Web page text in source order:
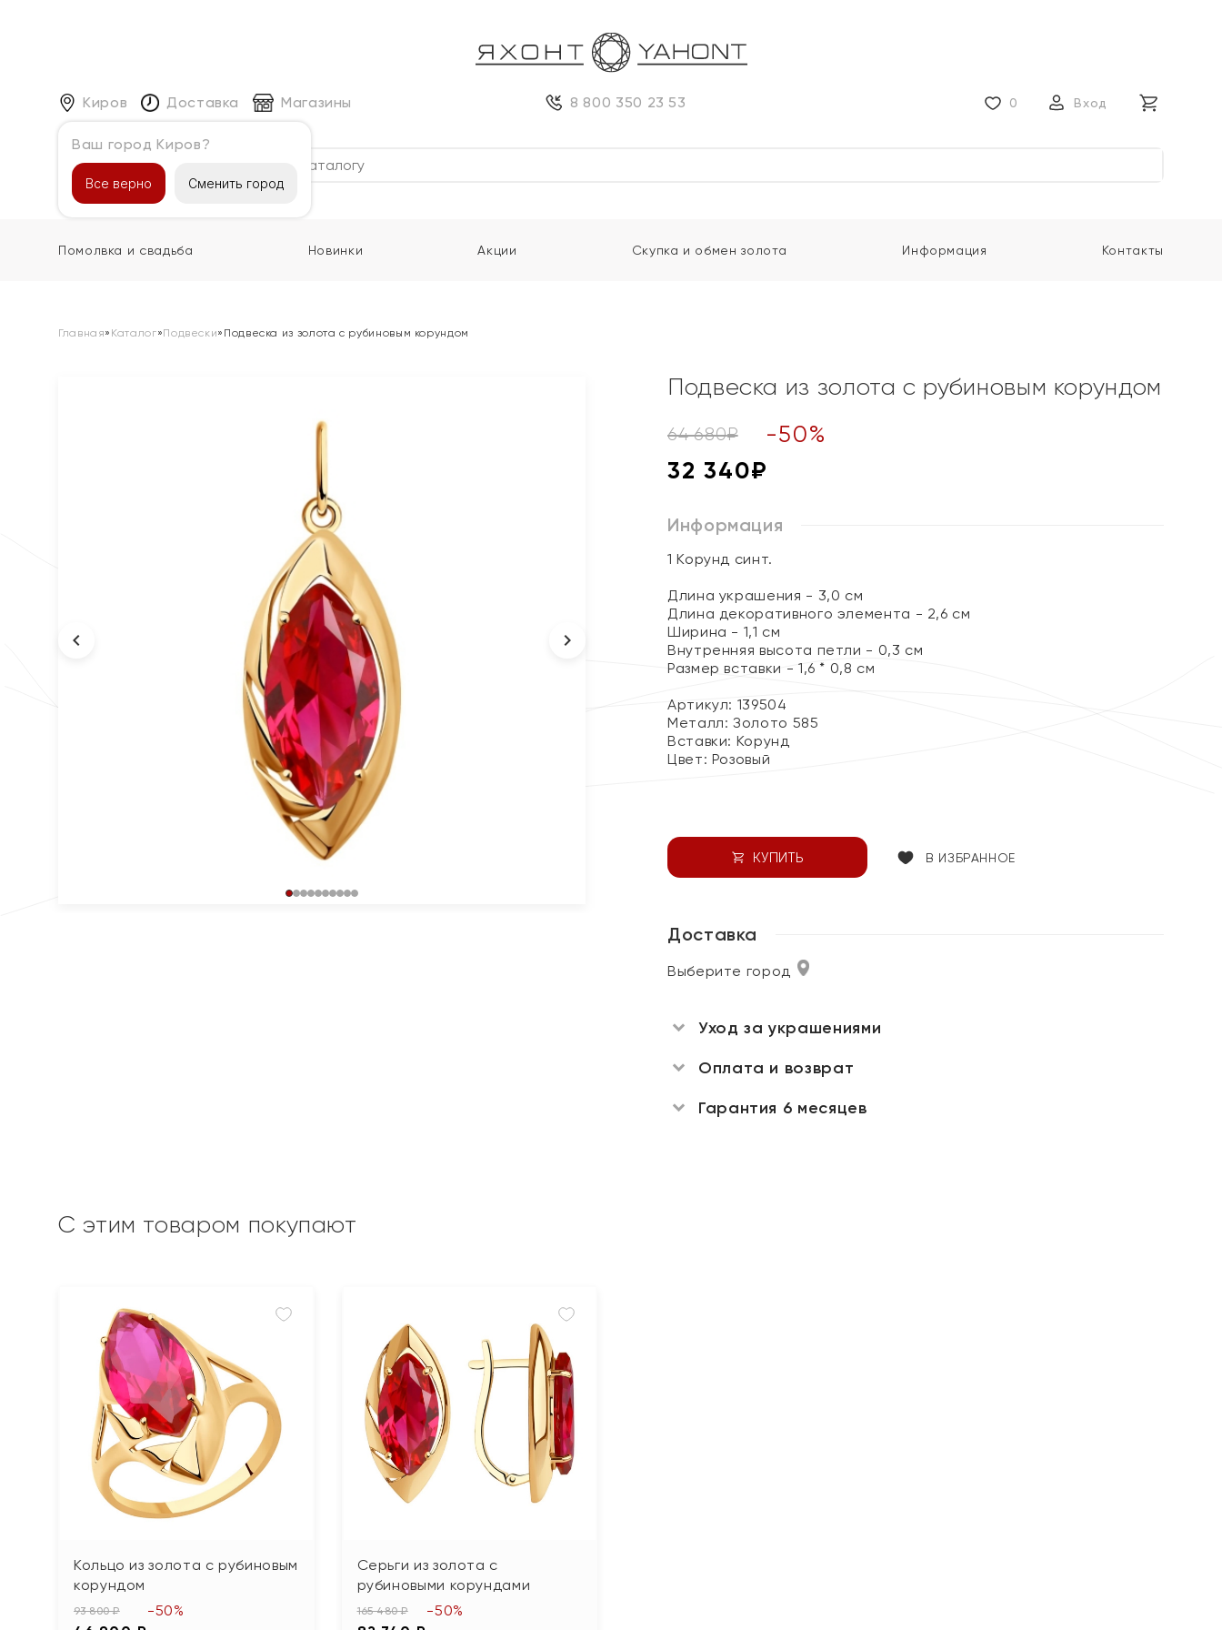
Киров
Ваш город Киров?
Все верно Сменить город
Доставка Магазины 8 800 350 23 53 0 Вход
Каталог
Помолвка и свадьба Новинки Акции Скупка и обмен золота Информация Контакты
Главная» Каталог»Подвески» Подвеска из золота с рубиновым корундом
Подвеска из золота с рубиновым корундом
64 680₽ -50%
32 340₽
Информация
1 Корунд синт.
Длина украшения - 3,0 см
Длина декоративного элемента - 2,6 см
Ширина - 1,1 см
Внутренняя высота петли - 0,3 см
Размер вставки - 1,6 * 0,8 см
Артикул: 139504
Металл:Золото 585
Вставки: Корунд
Цвет: Розовый
КУПИТЬ В ИЗБРАННОЕ
Доставка
Выберите город
Уход за украшениями
Оплата и возврат
Гарантия 6 месяцев
С этим товаром покупают
Кольцо из золота с рубиновым
корундом
93 800 ₽ -50%
Серьги из золота с
рубиновыми корундами
165 480 ₽ -50%